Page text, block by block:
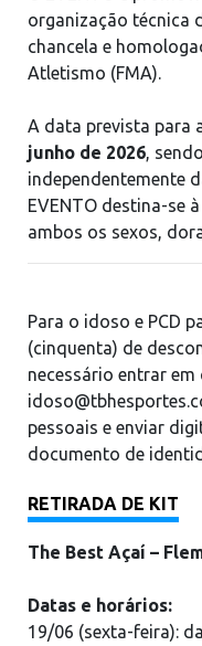
organização técnica
chancela e
Atletismo (FMA).
A data prevista para
junho de 2026,
independentemente
EVENTO destina-se
ambos os sexos,
Para o idoso e PCD
(cinquenta) de
necessário entrar
pessoais e enviar
documento de
RETIRADA DE KIT
The Best Açaí –
Datas e horários:
19/06 (sexta-feira):